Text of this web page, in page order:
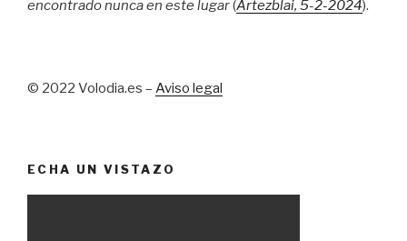
encontrado nunca en este lugar(Artezblai, 5-2-2024).
© 2022 Volodia.es – Aviso legal
ECHA UN VISTAZO